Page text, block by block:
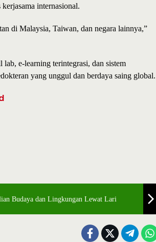
internasional.
di Malaysia, Taiwan, dan negara lainnya,”
e-learning terintegrasi, dan sistem
yang unggul dan berdaya saing global.
Budaya dan Lingkungan Lewat Lari